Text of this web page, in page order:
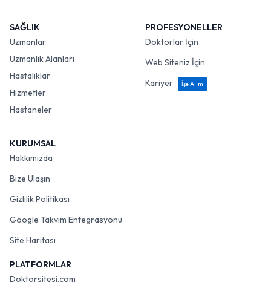
SAĞLIK
Uzmanlar
Uzmanlık Alanları
Hastalıklar
Hizmetler
Hastaneler
PROFESYONELLER
Doktorlar İçin
Web Siteniz İçin
Kariyer
İşe Alım
KURUMSAL
Hakkımızda
Bize Ulaşın
Gizlilik Politikası
Google Takvim Entegrasyonu
Site Haritası
PLATFORMLAR
Doktorsitesi.com